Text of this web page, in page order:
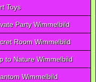
Toys
Party Wimmelbild
Room Wimmelbild
to Nature Wimmelbild
Wimmelbild